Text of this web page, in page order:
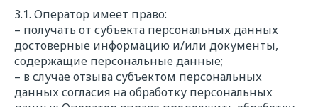
3.1. Оператор имеет право:
– получать от субъекта персональных данных
достоверные информацию и/или документы,
содержащие персональные данные;
– в случае отзыва субъектом персональных
данных согласия на обработку персональных